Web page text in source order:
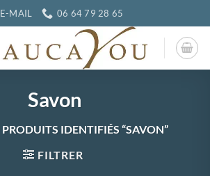
E-MAIL 06 64 79 28 65
Savon
PRODUITS IDENTIFIÉS “SAVON”
FILTRER